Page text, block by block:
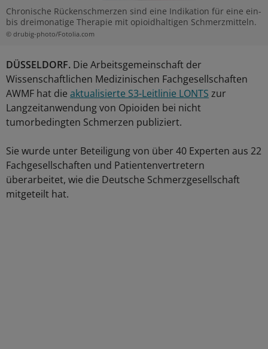
Chronische Rückenschmerzen sind eine Indikation für eine ein-
bis dreimonatige Therapie mit opioidhaltigen Schmerzmitteln.
© drubig-photo/Fotolia.com
DÜSSELDORF. Die Arbeitsgemeinschaft der
Wissenschaftlichen Medizinischen Fachgesellschaften
AWMF hat die aktualisierte S3-Leitlinie LONTS zur
Langzeitanwendung von Opioiden bei nicht
tumorbedingten Schmerzen publiziert.
Sie wurde unter Beteiligung von über 40 Experten aus 22
Fachgesellschaften und Patientenvertretern
überarbeitet, wie die Deutsche Schmerzgesellschaft
mitgeteilt hat.